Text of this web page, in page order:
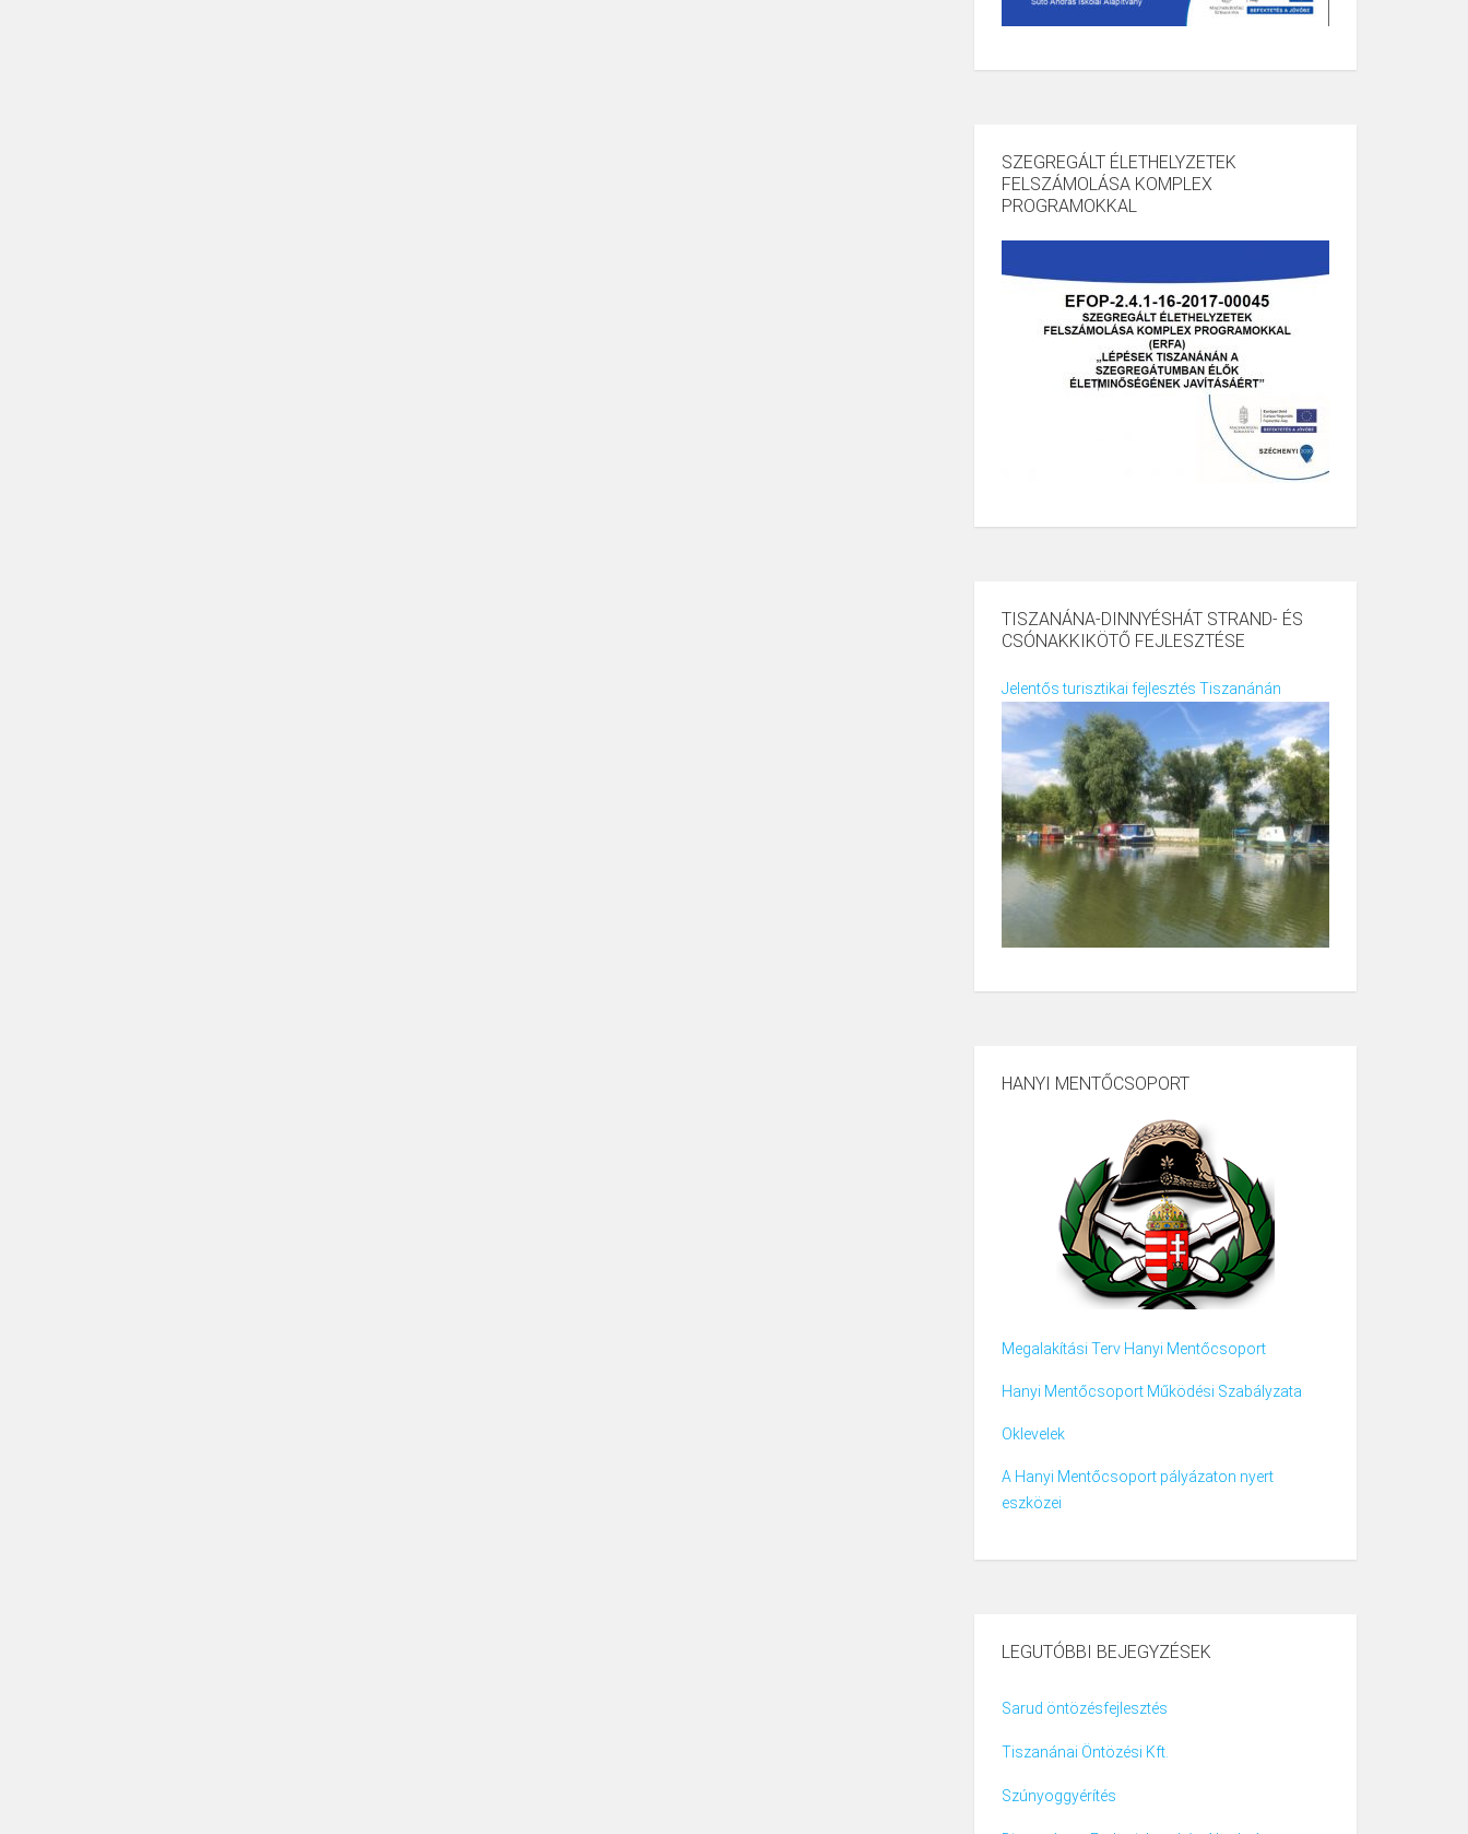
SZEGREGÁLT ÉLETHELYZETEK
FELSZÁMOLÁSA KOMPLEX
PROGRAMOKKAL
TISZANÁNA-DINNYÉSHÁT STRAND- ÉS
CSÓNAKKIKÖTŐ FEJLESZTÉSE
Jelentős turisztikai fejlesztés Tiszanánán
HANYI MENTŐCSOPORT
Megalakítási Terv Hanyi Mentőcsoport
Hanyi Mentőcsoport Működési Szabályzata
Oklevelek
A Hanyi Mentőcsoport pályázaton nyert
eszközei
LEGUTÓBBI BEJEGYZÉSEK
Sarud öntözésfejlesztés
Tiszanánai Öntözési Kft.
Szúnyoggyérítés